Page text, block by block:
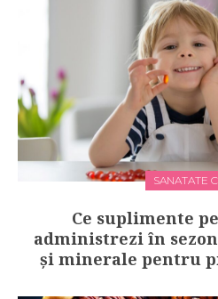
SANATATE
Ce suplimente
administrezi în
și minerale pentru